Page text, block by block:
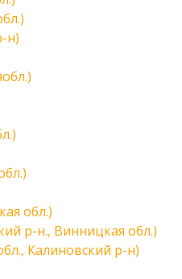
н)
обл.)
р-н., Винницкая обл.)
Калиновский р-н)